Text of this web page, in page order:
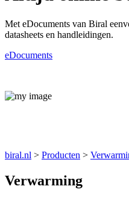
Met eDocuments van Biral
datasheets en handleidingen.
eDocuments
biral.nl > Producten >
Verwarming